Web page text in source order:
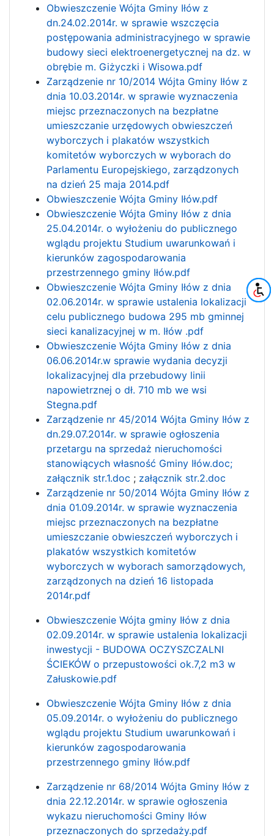
Obwieszczenie Wójta Gminy Iłów z
dn.24.02.2014r. w sprawie wszczęcia
postępowania administracyjnego w sprawie
budowy sieci elektroenergetycznej na dz. w
obrębie m. Giżyczki i Wisowa.pdf
Zarządzenie nr 10/2014 Wójta Gminy Iłów z
dnia 10.03.2014r. w sprawie wyznaczenia
miejsc przeznaczonych na bezpłatne
umieszczanie urzędowych obwieszczeń
wyborczych i plakatów wszystkich
komitetów wyborczych w wyborach do
Parlamentu Europejskiego, zarządzonych
na dzień 25 maja 2014.pdf
Obwieszczenie Wójta Gminy Iłów.pdf
Obwieszczenie Wójta Gminy Iłów z dnia
25.04.2014r. o wyłożeniu do publicznego
wglądu projektu Studium uwarunkowań i
kierunków zagospodarowania
przestrzennego gminy Iłów.pdf
Obwieszczenie Wójta Gminy Iłów z dnia
02.06.2014r. w sprawie ustalenia lokalizacji
celu publicznego budowa 295 mb gminnej
sieci kanalizacyjnej w m. Iłów .pdf
Obwieszczenie Wójta Gminy Iłów z dnia
06.06.2014r.w sprawie wydania decyzji
lokalizacyjnej dla przebudowy linii
napowietrznej o dł. 710 mb we wsi
Stegna.pdf
Zarządzenie nr 45/2014 Wójta Gminy Iłów z
dn.29.07.2014r. w sprawie ogłoszenia
przetargu na sprzedaż nieruchomości
stanowiących własność Gminy Iłów.doc;
załącznik str.1.doc ; załącznik str.2.doc
Zarządzenie nr 50/2014 Wójta Gminy Iłów z
dnia 01.09.2014r. w sprawie wyznaczenia
miejsc przeznaczonych na bezpłatne
umieszczanie obwieszczeń wyborczych i
plakatów wszystkich komitetów
wyborczych w wyborach samorządowych,
zarządzonych na dzień 16 listopada
2014r.pdf
Obwieszczenie Wójta gminy Iłów z dnia
02.09.2014r. w sprawie ustalenia lokalizacji
inwestycji - BUDOWA OCZYSZCZALNI
ŚCIEKÓW o przepustowości ok.7,2 m3 w
Załuskowie.pdf
Obwieszczenie Wójta Gminy Iłów z dnia
05.09.2014r. o wyłożeniu do publicznego
wglądu projektu Studium uwarunkowań i
kierunków zagospodarowania
przestrzennego gminy Iłów.pdf
Zarządzenie nr 68/2014 Wójta Gminy Iłów z
dnia 22.12.2014r. w sprawie ogłoszenia
wykazu nieruchomości Gminy Iłów
przeznaczonych do sprzedaży.pdf